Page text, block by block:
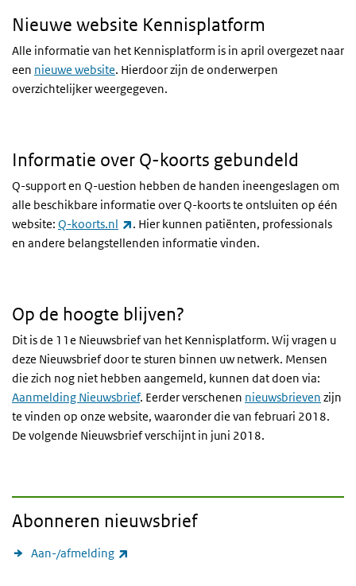
Nieuwe website Kennisplatform
Alle informatie van het Kennisplatform is in april overgezet naar
een nieuwe website. Hierdoor zijn de onderwerpen
overzichtelijker weergegeven.
Informatie over Q-koorts gebundeld
Q-support en Q-uestion hebben de handen ineengeslagen om
alle beschikbare informatie over Q-koorts te ontsluiten op één
website: Q-koorts.nl (externe link)
. Hier kunnen patiënten, professionals
en andere belangstellenden informatie vinden.
Op de hoogte blijven?
Dit is de 11e Nieuwsbrief van het Kennisplatform. Wij vragen u
deze Nieuwsbrief door te sturen binnen uw netwerk. Mensen
die zich nog niet hebben aangemeld, kunnen dat doen via:
Aanmelding Nieuwsbrief. Eerder verschenen nieuwsbrieven zijn
te vinden op onze website, waaronder die van februari 2018.
De volgende Nieuwsbrief verschijnt in juni 2018.
Abonneren nieuwsbrief
Aan-/afmelding